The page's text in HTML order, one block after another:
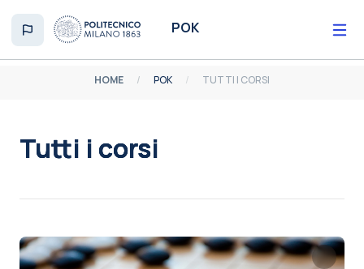
POK
HOME POK TUTTI I CORSI
Tutti i corsi